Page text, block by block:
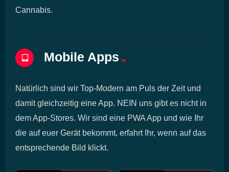
Cannabis.
Mobile Apps
Natürlich sind wir Top-Modern am Puls der Zeit und
damit gleichzeitig eine App. NEIN uns gibt es nicht in
dem App-Stores. Wir sind eine PWA App und wie Ihr
die auf euer Gerät bekommt, erfahrt Ihr, wenn auf das
entsprechende Bild klickt.